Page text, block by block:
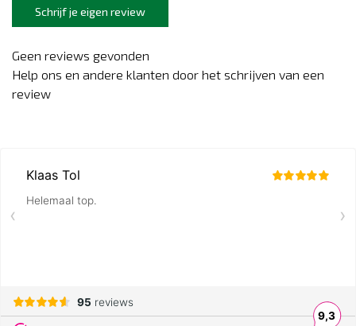
Schrijf je eigen review
Geen reviews gevonden
Help ons en andere klanten door het schrijven van een
review